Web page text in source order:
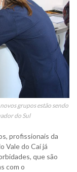
grupos estão sendo
do Sul
profissionais da
Vale do Caí já
que são
com o